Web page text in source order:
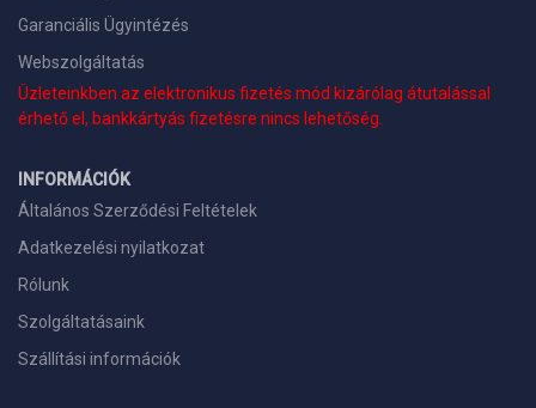
Garanciális Ügyintézés
Webszolgáltatás
Üzleteinkben az elektronikus fizetés mód kizárólag átutalással
érhető el, bankkártyás fizetésre nincs lehetőség.
INFORMÁCIÓK
Általános Szerződési Feltételek
Adatkezelési nyilatkozat
Rólunk
Szolgáltatásaink
Szállítási információk